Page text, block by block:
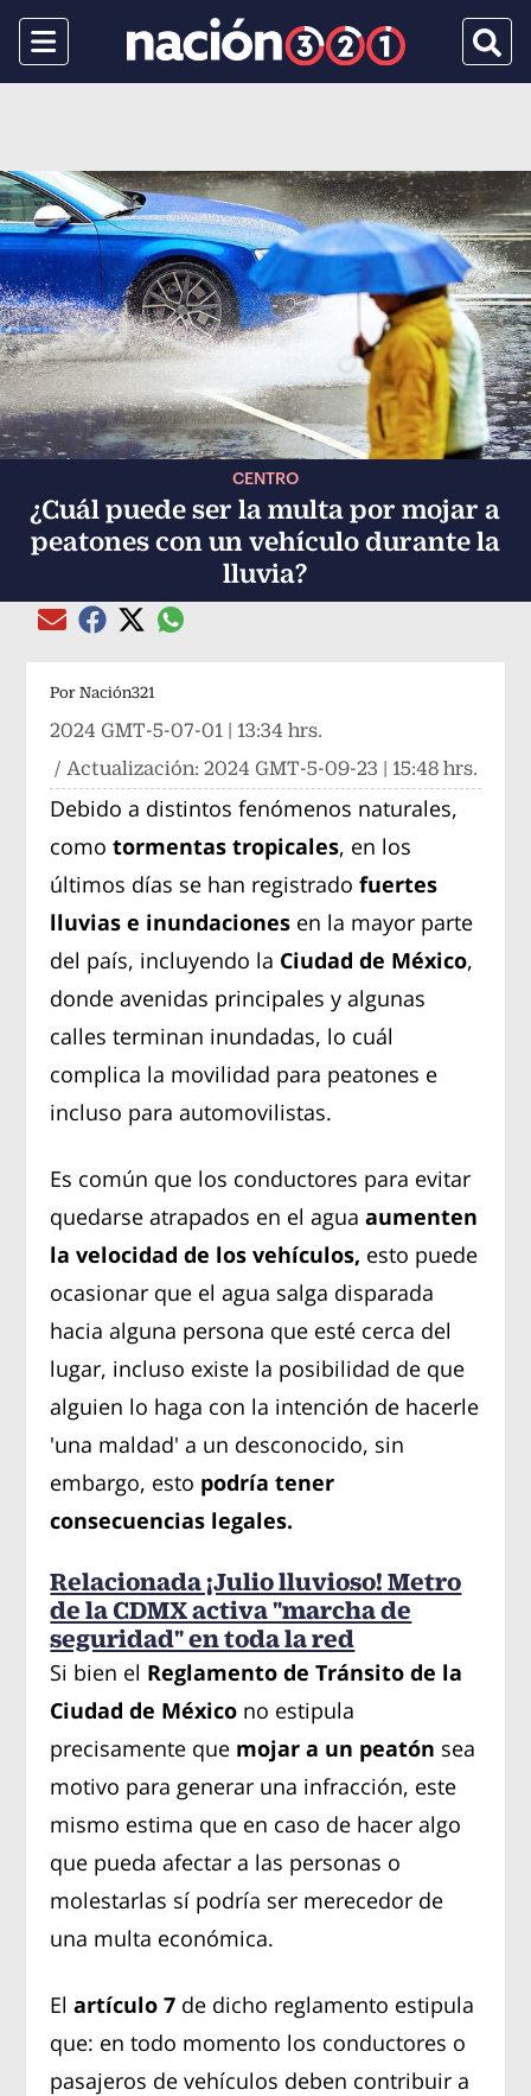
Menu
CENTRO
¿Cuál puede ser la multa por mojar a
peatones con un vehículo durante la
lluvia?
Compartir el artículo actual mediante Email
Compartir el artículo actual mediante Facebook
Compartir el artículo actual mediante Twitter
Compartir el artículo actual mediante
Por Nación321
2024 GMT-5-07-01 | 13:34 hrs.
/ Actualización:2024 GMT-5-09-23 | 15:48 hrs.
Debido a distintos fenómenos naturales,
comotormentas tropicales, en los
últimos días se han registrado fuertes
lluvias e inundaciones en la mayor parte
del país, incluyendo la Ciudad de México,
donde avenidas principales y algunas
calles terminan inundadas, lo cuál
complica la movilidad para peatones e
incluso para automovilistas.
Es común que los conductores para evitar
quedarse atrapados en el aguaaumenten
la velocidad de los vehículos, esto puede
ocasionar que el agua salga disparada
hacia alguna persona que esté cerca del
lugar, incluso existe la posibilidad de que
alguien lo haga con la intención de hacerle
'una maldad' a un desconocido, sin
embargo, esto podría tener
consecuencias legales.
Relacionada ¡Julio lluvioso! Metro
de la CDMX activa "marcha de
seguridad" en toda la red
Si bien el Reglamento de Tránsito de la
Ciudad de México no estipula
precisamente que mojar a un peatón sea
motivo para generar una infracción, este
mismo estima que en caso de hacer algo
que pueda afectar a las personas o
molestarlas sí podría ser merecedor de
una multa económica.
El artículo 7 de dicho reglamento estipula
que: en todo momento los conductores o
pasajeros de vehículos deben contribuir a